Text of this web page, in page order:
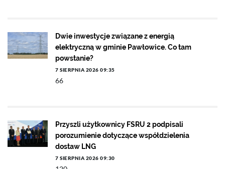
Dwie inwestycje związane z energią
elektryczną w gminie Pawłowice. Co tam
powstanie?
7 SIERPNIA 2026 09:35
66
Przyszli użytkownicy FSRU 2 podpisali
porozumienie dotyczące współdzielenia
dostaw LNG
7 SIERPNIA 2026 09:30